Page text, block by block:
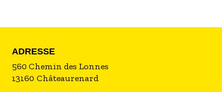
ADRESSE
560 Chemin des Lonnes
13160 Châteaurenard